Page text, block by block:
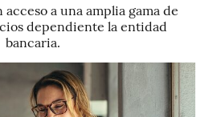
a una amplia gama de
dependiente la entidad
bancaria.